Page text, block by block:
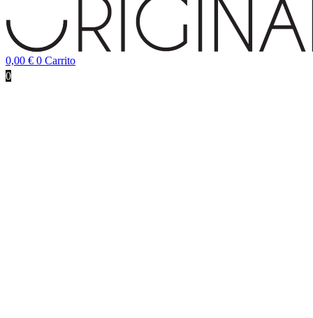
0,00 € 0 Carrito
0